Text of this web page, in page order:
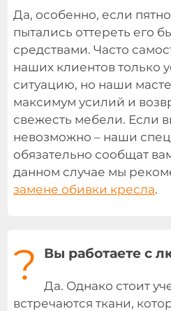
Да, особенно, если
пытались оттереть его
средствами. Часто
наших клиентов только
ситуацию, но наши
максимум усилий и
свежесть мебели. Если
невозможно – наши
обязательно сообщат
данном случае мы
замене обивки кресла.
? Вы работаете с
Да. Однако стоит
встречаются ткани,